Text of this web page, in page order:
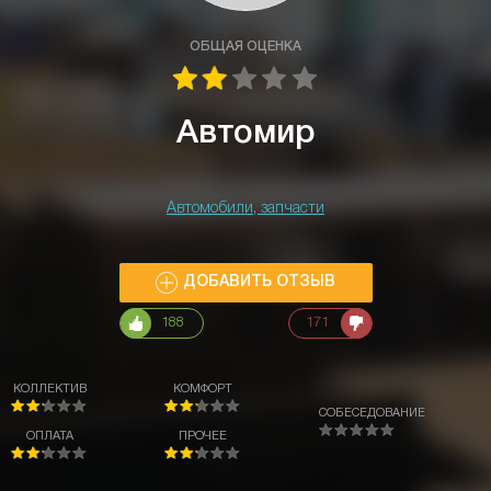
ОБЩАЯ ОЦЕНКА
Автомир
Автомобили, запчасти
ДОБАВИТЬ ОТЗЫВ
188 171
КОЛЛЕКТИВ
ОПЛАТА
КОМФОРТ
ПРОЧЕЕ
СОБЕСЕДОВАНИЕ